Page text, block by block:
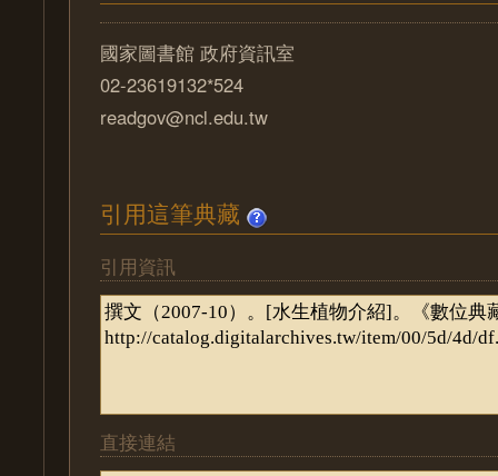
國家圖書館 政府資訊室
02-23619132*524
readgov@ncl.edu.tw
引用這筆典藏
引用資訊
直接連結